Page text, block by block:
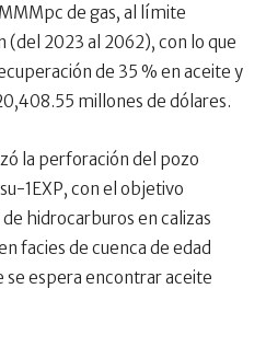
de gas, al límite
(del 2023 al 2062), con lo que
de 35 % en aceite y
millones de dólares.
la perforación del pozo
1EXP, con el objetivo
hidrocarburos en calizas
facies de cuenca de edad
se espera encontrar aceite